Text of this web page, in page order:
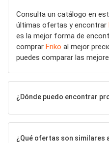
Consulta un catálogo en
últimas ofertas y encontrar
es la mejor forma de
comprar Friko al mejor
puedes comparar las
¿Dónde puedo encontrar
¿Qué ofertas son similares